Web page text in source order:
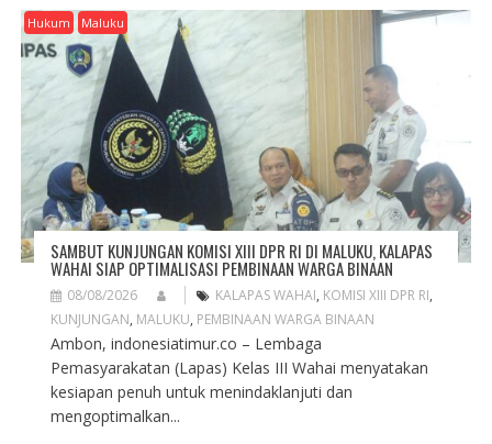
Hukum Maluku
SAMBUT KUNJUNGAN KOMISI XIII DPR RI DI MALUKU, KALAPAS
WAHAI SIAP OPTIMALISASI PEMBINAAN WARGA BINAAN
08/08/2026 KALAPAS WAHAI, KOMISI XIII DPR RI,
KUNJUNGAN, MALUKU, PEMBINAAN WARGA BINAAN
Ambon, indonesiatimur.co – Lembaga
Pemasyarakatan (Lapas) Kelas III Wahai menyatakan
kesiapan penuh untuk menindaklanjuti dan
mengoptimalkan...